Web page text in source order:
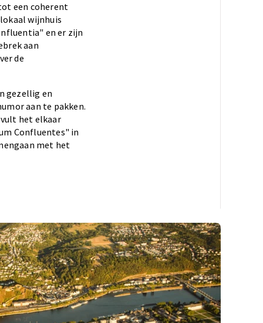
een coherent
wijnhuis
en er zijn
aan
de
gezellig en
aan te pakken.
het elkaar
Confluentes" in
met het